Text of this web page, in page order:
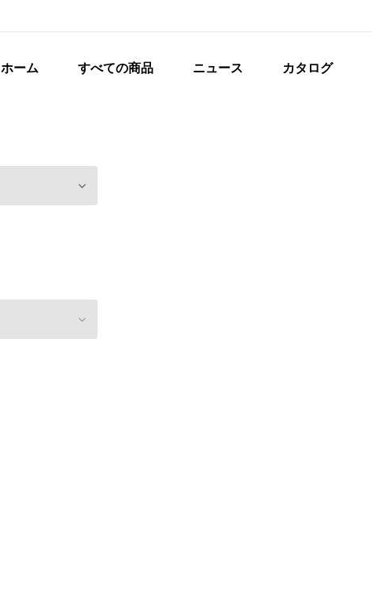
ホーム すべての商品 ニュース カタログ